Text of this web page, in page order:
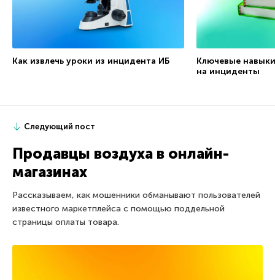
Как извлечь уроки из инцидента ИБ
Ключевые
на инциденты
Следующий пост
Продавцы воздуха в онлайн-
магазинах
Рассказываем, как мошенники обманывают пользователей
известного маркетплейса с помощью поддельной
страницы оплаты товара.